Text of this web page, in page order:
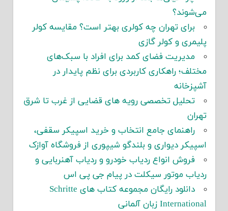
می‌شوند؟
برای تهران چه کولری بهتر است؟ مقایسه کولر
پلیمری و کولر گازی
مدیریت فضای کمد برای افراد با سبک‌های
مختلف؛ راهکاری کاربردی برای نظم پایدار در
آشپزخانه
تحلیل تخصصی رویه های قضایی از غرب تا شرق
تهران
راهنمای جامع انتخاب و خرید اسپیکر سقفی،
اسپیکر دیواری و بلندگو شیپوری از فروشگاه آوازک
فروش انواع ردیاب خودرو و ردیاب آهنربایی و
ردیاب موتور سیکلت در پیام جی پی اس
دانلود رایگان مجموعه کتاب های Schritte
International زبان آلمانی